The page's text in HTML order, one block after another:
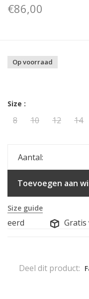
€86,00
Op voorraad
Size :
8 10 12 14
Aantal:
Toevoegen aan
Size guide
Gratis
Deel dit product: